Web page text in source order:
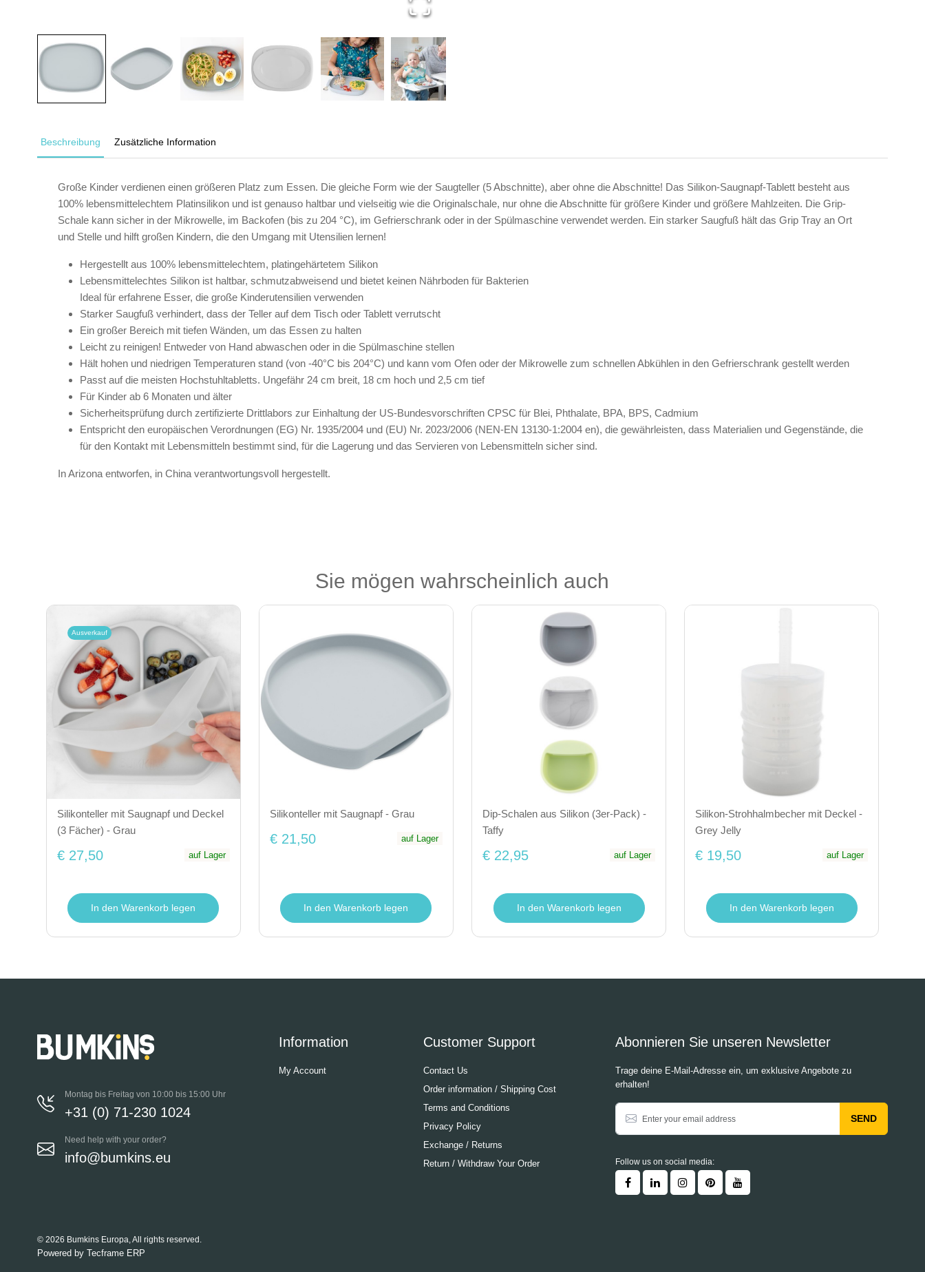
Beschreibung Zusätzliche Information
Große Kinder verdienen einen größeren Platz zum Essen. Die gleiche Form wie der Saugteller (5 Abschnitte), aber ohne die Abschnitte! Das Silikon-Saugnapf-Tablett besteht aus
100% lebensmittelechtem Platinsilikon und ist genauso haltbar und vielseitig wie die Originalschale, nur ohne die Abschnitte für größere Kinder und größere Mahlzeiten. Die Grip-
Schale kann sicher in der Mikrowelle, im Backofen (bis zu 204 °C), im Gefrierschrank oder in der Spülmaschine verwendet werden. Ein starker Saugfuß hält das Grip Tray an Ort
und Stelle und hilft großen Kindern, die den Umgang mit Utensilien lernen!
Hergestellt aus 100% lebensmittelechtem, platingehärtetem Silikon
Lebensmittelechtes Silikon ist haltbar, schmutzabweisend und bietet keinen Nährboden für Bakterien
Ideal für erfahrene Esser, die große Kinderutensilien verwenden
Starker Saugfuß verhindert, dass der Teller auf dem Tisch oder Tablett verrutscht
Ein großer Bereich mit tiefen Wänden, um das Essen zu halten
Leicht zu reinigen! Entweder von Hand abwaschen oder in die Spülmaschine stellen
Hält hohen und niedrigen Temperaturen stand (von -40°C bis 204°C) und kann vom Ofen oder der Mikrowelle zum schnellen Abkühlen in den Gefrierschrank gestellt werden
Passt auf die meisten Hochstuhltabletts. Ungefähr 24 cm breit, 18 cm hoch und 2,5 cm tief
Für Kinder ab 6 Monaten und älter
Sicherheitsprüfung durch zertifizierte Drittlabors zur Einhaltung der US-Bundesvorschriften CPSC für Blei, Phthalate, BPA, BPS, Cadmium
Entspricht den europäischen Verordnungen (EG) Nr. 1935/2004 und (EU) Nr. 2023/2006 (NEN-EN 13130-1:2004 en), die gewährleisten, dass Materialien und Gegenstände, die
für den Kontakt mit Lebensmitteln bestimmt sind, für die Lagerung und das Servieren von Lebensmitteln sicher sind.
In Arizona entworfen, in China verantwortungsvoll hergestellt.
Sie mögen wahrscheinlich auch
Ausverkauf
Silikonteller mit Saugnapf und Deckel
(3 Fächer) - Grau
€ 27,50 auf Lager
In den Warenkorb legen
Silikonteller mit Saugnapf - Grau
€ 21,50 auf Lager
In den Warenkorb legen
Dip-Schalen aus Silikon (3er-Pack) -
Taffy
€ 22,95 auf Lager
In den Warenkorb legen
Silikon-Strohhalmbecher mit Deckel -
Grey Jelly
€ 19,50 auf Lager
In den Warenkorb legen
Montag bis Freitag von 10:00 bis 15:00 Uhr
+31 (0) 71-230 1024
Need help with your order?
info@bumkins.eu
Information
My Account
Customer Support
Contact Us
Order information / Shipping Cost
Terms and Conditions
Privacy Policy
Exchange / Returns
Return / Withdraw Your Order
Abonnieren Sie unseren Newsletter
Trage deine E-Mail-Adresse ein, um exklusive Angebote zu
erhalten!
SEND
Follow us on social media:
© 2026 Bumkins Europa, All rights reserved.
Powered by Tecframe ERP